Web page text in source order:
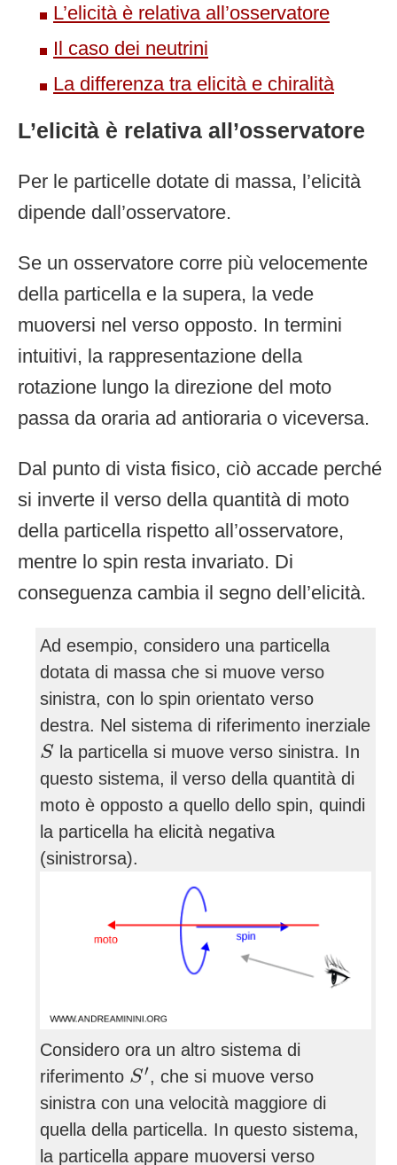
L’elicità è relativa all’osservatore
Il caso dei neutrini
La differenza tra elicità e chiralità
L’elicità è relativa all’osservatore
Per le particelle dotate di massa, l’elicità
dipende dall’osservatore.
Se un osservatore corre più velocemente
della particella e la supera, la vede
muoversi nel verso opposto. In termini
intuitivi, la rappresentazione della
rotazione lungo la direzione del moto
passa da oraria ad antioraria o viceversa.
Dal punto di vista fisico, ciò accade perché
si inverte il verso della quantità di moto
della particella rispetto all’osservatore,
mentre lo spin resta invariato. Di
conseguenza cambia il segno dell’elicità.
Ad esempio, considero una particella
dotata di massa che si muove verso
sinistra, con lo spin orientato verso
destra. Nel sistema di riferimento inerziale
S
S la particella si muove verso sinistra. In
questo sistema, il verso della quantità di
moto è opposto a quello dello spin, quindi
la particella ha elicità negativa
(sinistrorsa).
Considero ora un altro sistema di
riferimento S′
S′, che si muove verso
sinistra con una velocità maggiore di
quella della particella. In questo sistema,
la particella appare muoversi verso